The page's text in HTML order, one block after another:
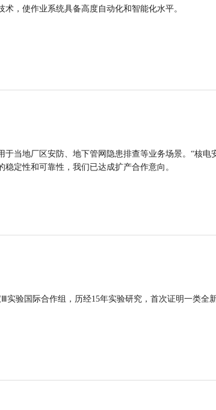
，使作业系统具备高度自动化和智能化水平。
当地厂区安防、地下管网隐患排查等业务场景。“核电
定性和可靠性，我们已达成扩产合作意向。
验国际合作组，历经15年实验研究，首次证明一类全